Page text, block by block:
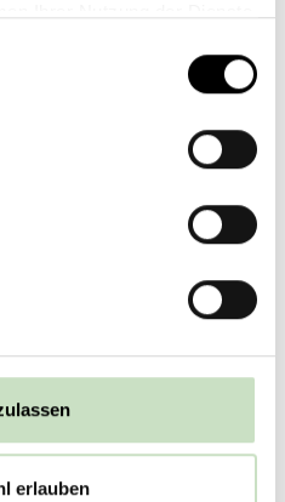
erlauben
Berater, Vertriebe,
Die Teilnahme ist
Sie hier:
Sustainability